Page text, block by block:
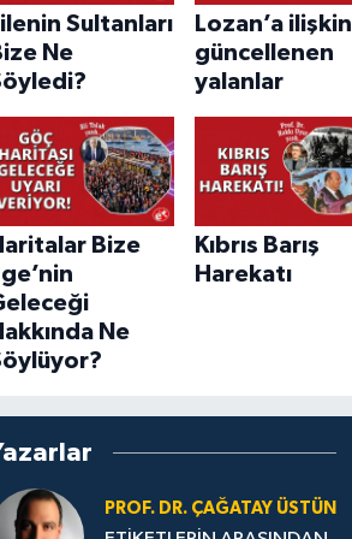
Sultanları
Ne
Lozan’a ilişkin
güncellenen
yalanlar
Bize
Ne
Kıbrıs Barış
Harekatı
PROF. DR. ÇAĞATAY ÜSTÜN